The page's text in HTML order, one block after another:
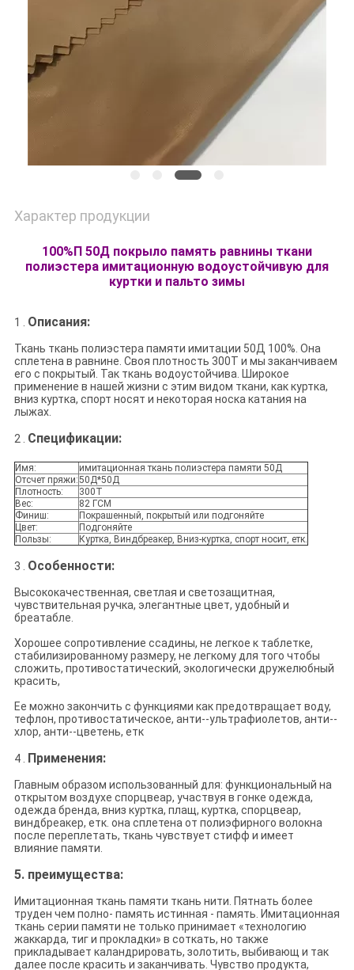
Характер продукции
100%П 50Д покрыло память равнины ткани
полиэстера имитационную водоустойчивую для
куртки и пальто зимы
1 . Описания:
Ткань ткань полиэстера памяти имитации 50Д 100%. Она
сплетена в равнине. Своя плотность 300Т и мы заканчиваем
его с покрытый. Так ткань водоустойчива. Широкое
применение в нашей жизни с этим видом ткани, как куртка,
вниз куртка, спорт носят и некоторая носка катания на
лыжах.
2 . Спецификации:
Имя:
имитационная ткань полиэстера памяти 50Д
Отсчет пряжи:50Д*50Д
Плотность:
300Т
Вес:
82 ГСМ
Финиш:
Покрашенный, покрытый или подгоняйте
Цвет:
Подгоняйте
Пользы:
Куртка, Виндбреакер, Вниз-куртка, спорт носит, етк.
3 . Особенности:
Высококачественная, светлая и светозащитная,
чувствительная ручка, элегантные цвет, удобный и
бреатабле.
Хорошее сопротивление ссадины, не легкое к таблетке,
стабилизированному размеру, не легкому для того чтобы
сложить, противостатический, экологически дружелюбный
красить,
Ее можно закончить с функциями как предотвращает воду,
тефлон, противостатическое, анти--ультрафиолетов, анти--
хлор, анти--цветень, етк
4 . Применения:
Главным образом использованный для: функциональный на
открытом воздухе спорцвеар, участвуя в гонке одежда,
одежда бренда, вниз куртка, плащ, куртка, спорцвеар,
виндбреакер, етк. она сплетена от полиэфирного волокна
после переплетать, ткань чувствует стифф и имеет
влияние памяти.
5.преимущества:
Имитационная ткань памяти ткань нити. Пятнать более
труден чем полно- память истинная - память. Имитационная
ткань серии памяти не только принимает «технологию
жаккарда, тиг и прокладки» в соткать, но также
прикладывает каландрировать, золотить, выбивающ и так
далее после красить и заканчивать. Чувство продукта,